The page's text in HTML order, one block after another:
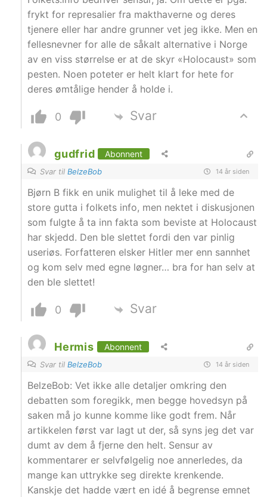
frykt for represalier fra makthaverne og deres
tjenere eller har andre grunner vet jeg ikke. Men en
fellesnevner for alle de såkalt alternative i Norge
av en viss størrelse er at de skyr «Holocaust» som
pesten. Noen poteter er helt klart for hete for
deres ømtålige hender å holde i.
0 Svar
gudfrid Abonnent
Svar tilBelzeBob 14 år siden
Bjørn B fikk en unik mulighet til å leke med de
store gutta i folkets info, men nektet i diskusjonen
som fulgte å ta inn fakta som beviste at Holocaust
har skjedd. Den ble slettet fordi den var pinlig
useriøs. Forfatteren elsker Hitler mer enn sannhet
og kom selv med egne løgner… bra for han selv at
den ble slettet!
0 Svar
Hermis Abonnent
Svar tilBelzeBob 14 år siden
BelzeBob: Vet ikke alle detaljer omkring den
debatten som foregikk, men begge hovedsyn på
saken må jo kunne komme like godt frem. Når
artikkelen først var lagt ut der, så syns jeg det var
dumt av dem å fjerne den helt. Sensur av
kommentarer er selvfølgelig noe annerledes, da
mange kan uttrykke seg direkte krenkende.
Kanskje det hadde vært en idé å begrense emnet